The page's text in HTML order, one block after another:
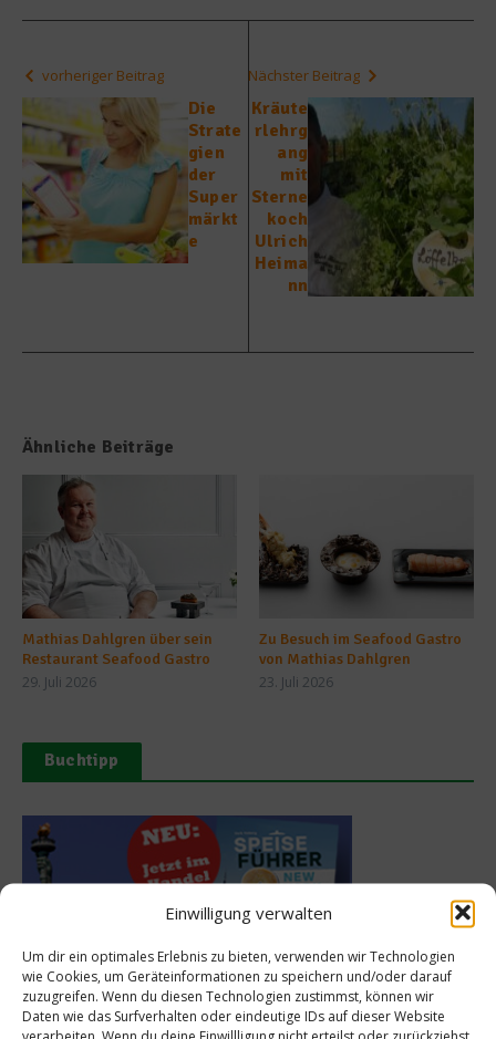
Einwilligung verwalten
Um dir ein optimales Erlebnis zu bieten, verwenden wir Technologien
wie Cookies, um Geräteinformationen zu speichern und/oder darauf
zuzugreifen. Wenn du diesen Technologien zustimmst, können wir
Daten wie das Surfverhalten oder eindeutige IDs auf dieser Website
verarbeiten. Wenn du deine Einwillligung nicht erteilst oder zurückziehst,
vorheriger Beitrag
Die
Strate
gien
der
Super
märkt
e
Nächster Beitrag
Kräute
rlehrg
ang
mit
Sterne
koch
Ulrich
Heima
nn
Ähnliche Beiträge
Mathias Dahlgren über sein
Restaurant Seafood Gastro
29. Juli 2026
Zu Besuch im Seafood Gastro
von Mathias Dahlgren
23. Juli 2026
Buchtipp